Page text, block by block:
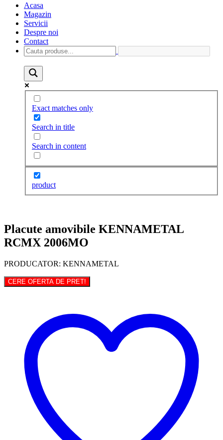
Acasa
Magazin
Servicii
Despre noi
Contact
Exact matches only
Search in title
Search in content
product
Placute amovibile KENNAMETAL
RCMX 2006MO
PRODUCATOR: KENNAMETAL
CERE OFERTA DE PRET!